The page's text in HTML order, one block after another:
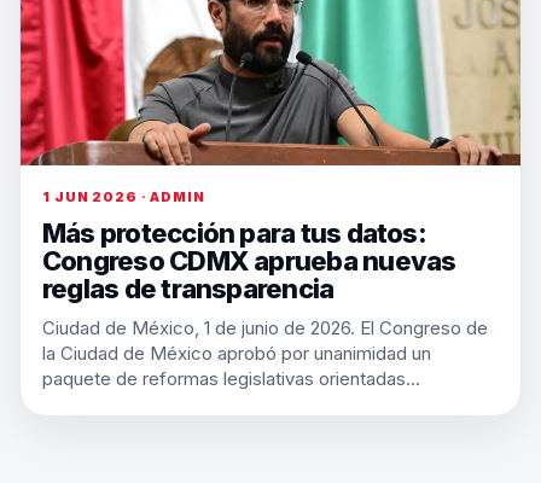
1 JUN 2026 · ADMIN
Más protección para tus datos:
Congreso CDMX aprueba nuevas
reglas de transparencia
Ciudad de México, 1 de junio de 2026. El Congreso de
la Ciudad de México aprobó por unanimidad un
paquete de reformas legislativas orientadas…